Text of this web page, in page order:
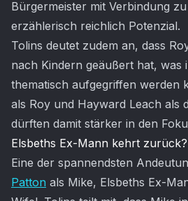
Bürgermeister mit Verbindung
erzählerisch reichlich Potenzial.
Tolins deutet zudem an, dass
nach Kindern geäußert hat, was
thematisch aufgegriffen werden
als Roy und Hayward Leach als
dürften damit stärker in den
Elsbeths Ex-Mann kehrt zurück?
Eine der spannendsten
Patton als Mike, Elsbeths Ex-